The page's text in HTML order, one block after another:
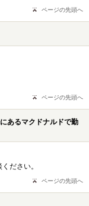
ページの先頭へ
ページの先頭へ
あるマクドナルドで勤
ださい。
ページの先頭へ